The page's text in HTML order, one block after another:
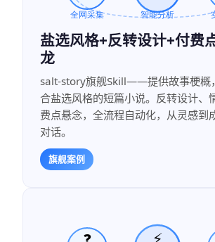
盐选风格+反转设计+付费
龙
salt-story旗舰Skill——提供故事梗概
合盐选风格的短篇小说。反转设计、
费点悬念，全流程自动化，从灵感到
对话。
旗舰案例